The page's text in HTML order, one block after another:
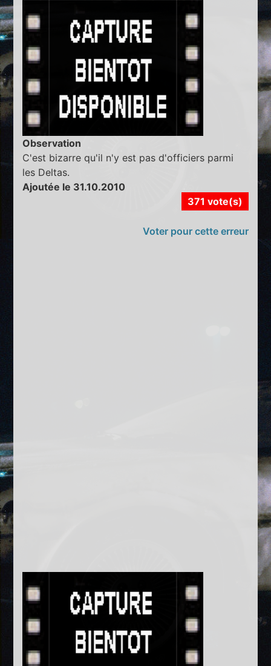
Observation
C'est bizarre qu'il n'y est pas d'officiers parmi
les Deltas.
Ajoutée le 31.10.2010
371 vote(s)
Voter pour cette erreur